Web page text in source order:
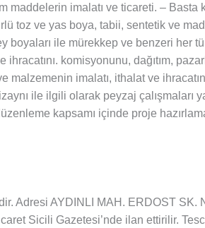
maddelerin imalatı ve ticareti. –
toz ve yas boya, tabii, sentetik ve
boyaları ile mürekkep ve benzeri her
ihracatını. komisyonunu, dağıtım,
imalatı, ithalat ve
ile ilgili olarak peyzaj çalışmaları
kapsamı içinde proje
Adresi AYDINLI MAH. ERDOST SK.
Sicili Gazetesi’nde ilan ettirilir.